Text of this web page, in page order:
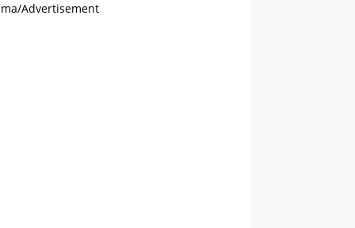
Advertisement